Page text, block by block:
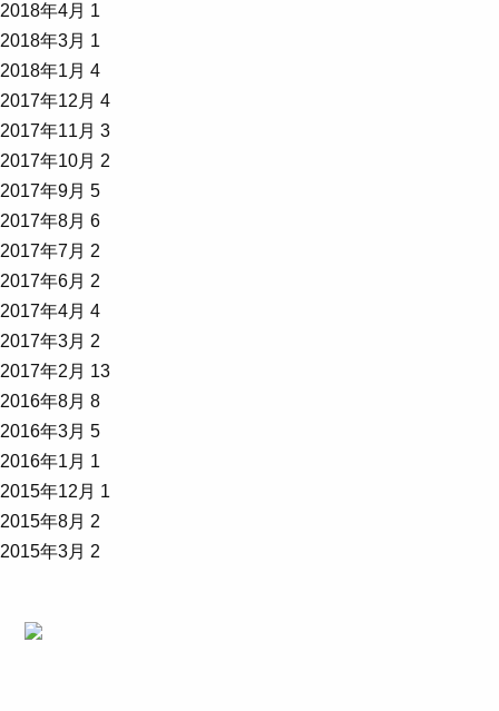
2018年4月 1
2018年3月 1
2018年1月 4
2017年12月 4
2017年11月 3
2017年10月 2
2017年9月 5
2017年8月 6
2017年7月 2
2017年6月 2
2017年4月 4
2017年3月 2
2017年2月 13
2016年8月 8
2016年3月 5
2016年1月 1
2015年12月 1
2015年8月 2
2015年3月 2